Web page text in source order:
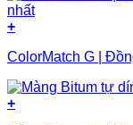
+
ColorMatch G |
+